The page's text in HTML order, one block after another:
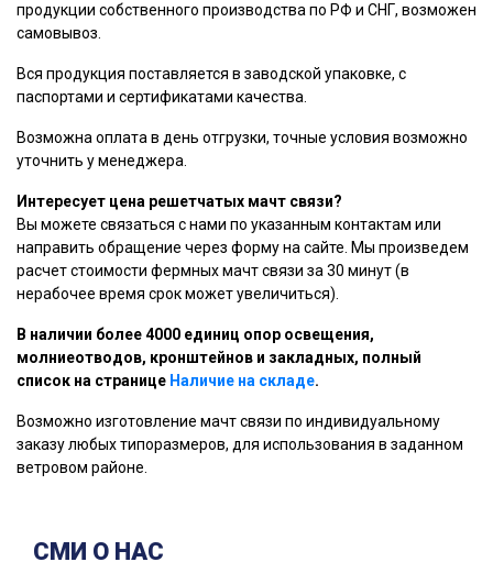
продукции собственного производства по РФ и СНГ, возможен
самовывоз.
Вся продукция поставляется в заводской упаковке, с
паспортами и сертификатами качества.
Возможна оплата в день отгрузки, точные условия возможно
уточнить у менеджера.
Интересует цена решетчатых мачт связи?
Вы можете связаться с нами по указанным контактам или
направить обращение через форму на сайте. Мы произведем
расчет стоимости фермных мачт связи за 30 минут (в
нерабочее время срок может увеличиться).
В наличии более 4000 единиц опор освещения,
молниеотводов, кронштейнов и закладных, полный
список на странице Наличие на складе.
Возможно изготовление мачт связи по индивидуальному
заказу любых типоразмеров, для использования в заданном
ветровом районе.
СМИ О НАС